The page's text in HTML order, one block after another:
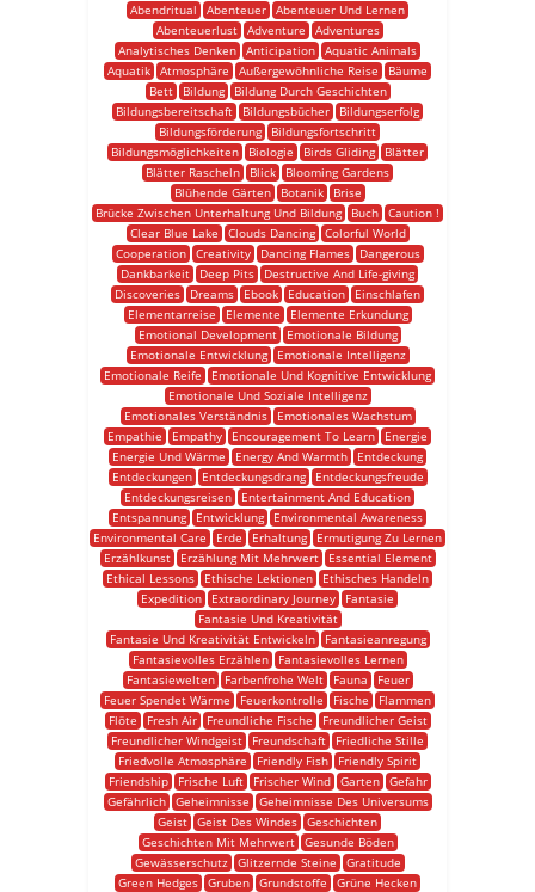
Abendritual
Abenteuer Abenteuer Und Lernen
Abenteuerlust
Adventure
Adventures
Analytisches Denken Anticipation Aquatic Animals
Aquatik Atmosphäre Außergewöhnliche Reise
Bäume
Bett
Bildung
Bildung Durch Geschichten
Bildungsbereitschaft
Bildungsbücher
Bildungserfolg
Bildungsförderung
Bildungsfortschritt
Bildungsmöglichkeiten
Biologie Birds Gliding
Blätter
Blätter Rascheln
Blick
Blooming Gardens
Blühende Gärten
Botanik
Brise
Brücke Zwischen Unterhaltung Und Bildung
Buch Caution !
Clear Blue Lake
Clouds Dancing
Colorful World
Cooperation
Creativity Dancing Flames
Dangerous
Dankbarkeit
Deep Pits
Destructive And Life-giving
Discoveries
Dreams Ebook Education
Einschlafen
Elementarreise
Elemente
Elemente Erkundung
Emotional Development
Emotionale Bildung
Emotionale Entwicklung
Emotionale Intelligenz
Emotionale Reife
Emotionale Und Kognitive Entwicklung
Emotionale Und Soziale Intelligenz
Emotionales Verständnis
Emotionales Wachstum
Empathie
Empathy Encouragement To Learn
Energie
Energie Und Wärme
Energy And Warmth
Entdeckung
Entdeckungen
Entdeckungsdrang
Entdeckungsfreude
Entdeckungsreisen
Entertainment And Education
Entspannung
Entwicklung
Environmental Awareness
Environmental Care
Erde Erhaltung
Ermutigung Zu Lernen
Erzählkunst
Erzählung Mit Mehrwert
Essential Element
Ethical Lessons
Ethische Lektionen
Ethisches Handeln
Expedition
Extraordinary Journey
Fantasie
Fantasie Und Kreativität
Fantasie Und Kreativität Entwickeln
Fantasieanregung
Fantasievolles Erzählen
Fantasievolles Lernen
Fantasiewelten
Farbenfrohe Welt Fauna
Feuer
Feuer Spendet Wärme
Feuerkontrolle Fische
Flammen
Flöte
Fresh Air Freundliche Fische
Freundlicher Geist
Freundlicher Windgeist
Freundschaft
Friedliche Stille
Friedvolle Atmosphäre
Friendly Fish
Friendly Spirit
Friendship
Frische Luft Frischer Wind Garten
Gefahr
Gefährlich
Geheimnisse
Geheimnisse Des Universums
Geist Geist Des Windes Geschichten
Geschichten Mit Mehrwert
Gesunde Böden
Gewässerschutz
Glitzernde Steine
Gratitude
Green Hedges Gruben Grundstoffe
Grüne Hecken